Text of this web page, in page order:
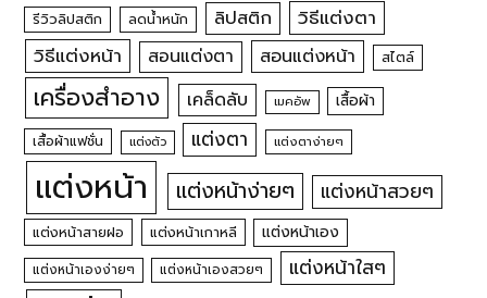
ทำผม ทำผมเอง บิวตี้ ผิวสวย มือใหม่หัดแต่ง
รีวิวลิปสติก ลดน้ำหนัก ลิปสติก
วิธีแต่งตา
วิธีแต่งหน้า
สอนแต่งตา สอนแต่งหน้า
เครื่องสำอาง เคล็ดลับ เมคอัพ เสื้อผ้า
เสื้อผ้าแฟชั่น แต่งตัว แต่งตา แต่งตาง่ายๆ
แต่งหน้า แต่งหน้าง่ายๆ แต่งหน้าสวยๆ
แต่งหน้าสายฝอ แต่งหน้าเกาหลี แต่งหน้าเอง